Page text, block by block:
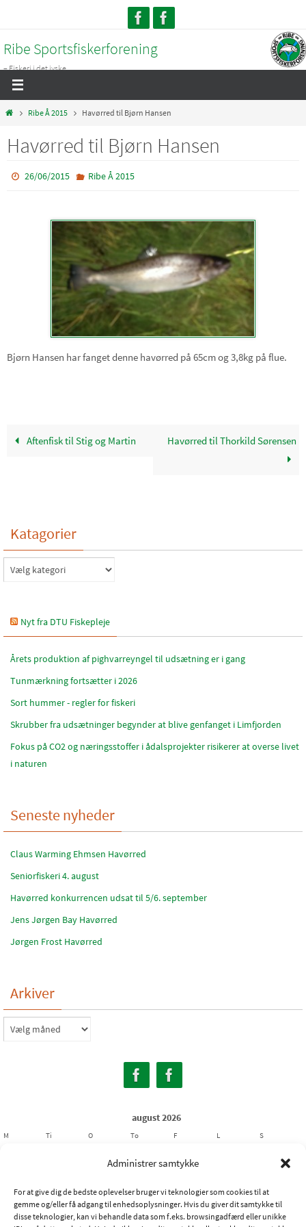
Administrer samtykke
For at give dig de bedste oplevelser bruger vi teknologier som cookies til at
gemme og/eller få adgang til enhedsoplysninger. Hvis du giver dit samtykke til
disse teknologier, kan vi behandle data som f.eks. browsingadfærd eller unikke
content
Ribe Sportsfiskerforening
– Fiskeri i det jyske...
HomeRibe Å 2015 Havørred til Bjørn Hansen
Havørred til Bjørn Hansen
26/06/2015 Ribe Å 2015
Bjørn Hansen har fanget denne havørred på 65cm og 3,8kg på flue.
Aftenfisk til Stig og Martin Havørred til Thorkild Sørensen
Katagorier
Katagorier
Nyt fra DTU Fiskepleje
Årets produktion af pighvarreyngel til udsætning er i gang
Tunmærkning fortsætter i 2026
Sort hummer - regler for fiskeri
Skrubber fra udsætninger begynder at blive genfanget i Limfjorden
Fokus på CO2 og næringsstoffer i ådalsprojekter risikerer at overse livet
i naturen
Seneste nyheder
Claus Warming Ehmsen Havørred
Seniorfiskeri 4. august
Havørred konkurrencen udsat til 5/6. september
Jens Jørgen Bay Havørred
Jørgen Frost Havørred
Arkiver
Arkiver
august 2026
M Ti O To F L S
10
11 12 13 14 15
17
18 19 20 21 22 23